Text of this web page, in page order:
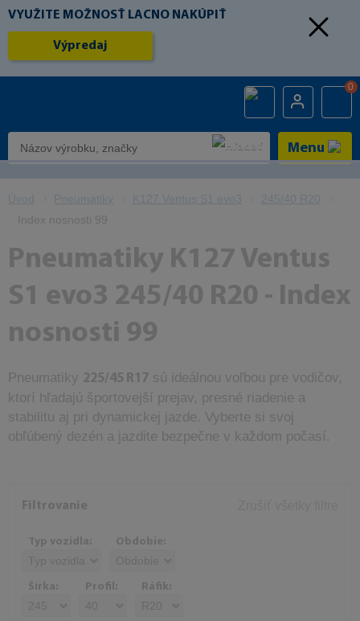
VYUŽITE MOŽNOSŤ LACNO NAKÚPIŤ
Výpredaj
0
Menu
Úvod Pneumatiky K127 Ventus S1 evo3
245/40 R20
Index nosnosti 99
Pneumatiky K127 Ventus
S1 evo3 245/40 R20 - Index
nosnosti 99
Pneumatiky 225/45 R17 sú ideálnou voľbou pre vodičov,
ktorí hľadajú športovejší prejav, presné riadenie a
stabilitu aj pri dynamickej jazde. Vyberte si svoj
obľúbený dezén a jazdite bezpečne v každom počasí.
Filtrovanie
Typ vozidla: Obdobie:
Šírka: Profil: Ráfik: